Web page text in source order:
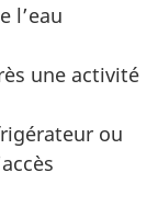
l’eau
une activité
ou